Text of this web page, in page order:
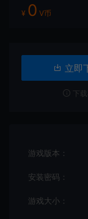
¥ 0 V币
立即
下
游戏版本：
安装密码：
游戏大小：